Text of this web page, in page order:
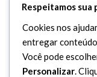
Curiosidades
Dicionário Islâmico
Downloads
Respeitamos sua
Cookies nos
entregar
Você pode
Personalizar.